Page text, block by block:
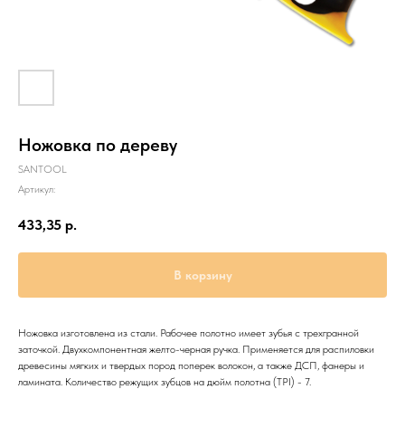
Ножовка по дереву
SANTOOL
Артикул:
433,35 р.
В корзину
Ножовка изготовлена из стали. Рабочее полотно имеет зубья с трехгранной
заточкой. Двухкомпонентная желто-черная ручка. Применяется для распиловки
древесины мягких и твердых пород поперек волокон, а также ДСП, фанеры и
ламината. Количество режущих зубцов на дюйм полотна (TPI) - 7.